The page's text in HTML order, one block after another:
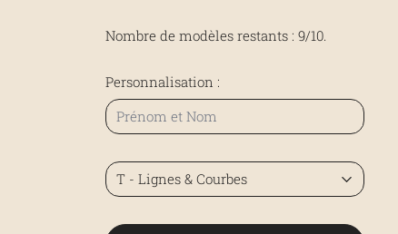
Nombre de modèles restants : 9/10.
Personnalisation :